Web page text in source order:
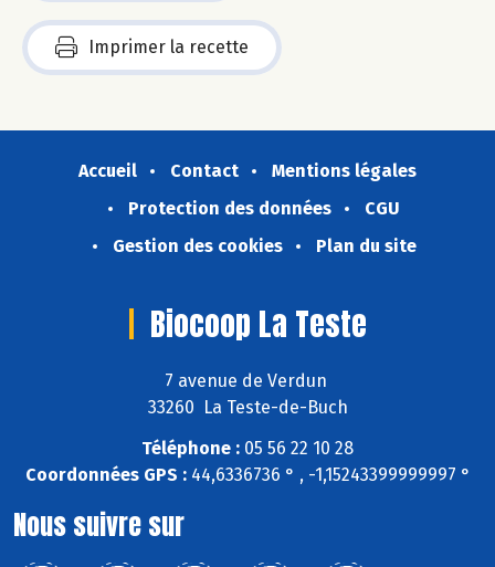
Imprimer la recette
Accueil Contact
Mentions légales
Protection des données
CGU
Gestion des cookies
Plan du site
Biocoop La Teste
7 avenue de Verdun
33260 La Teste-de-Buch
Téléphone : 05 56 22 10 28
Coordonnées GPS :44,6336736 ° , -1,15243399999997 °
Nous suivre sur